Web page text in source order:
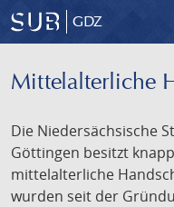
GDZ
Mittelalterliche
Die Niedersächsische
Göttingen besitzt
mittelalterliche
wurden seit der